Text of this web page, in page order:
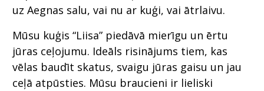
uz Aegnas salu, vai nu ar kuģi, vai ātrlaivu.
Mūsu kuģis “Liisa” piedāvā mierīgu un ērtu
jūras ceļojumu. Ideāls risinājums tiem, kas
vēlas baudīt skatus, svaigu jūras gaisu un jau
ceļā atpūsties. Mūsu braucieni ir lieliski